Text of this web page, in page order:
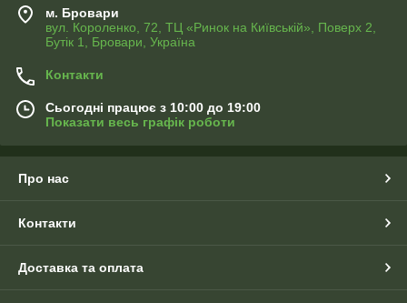
м. Бровари
вул. Короленко, 72, ТЦ «Ринок на Київській», Поверх 2,
Бутік 1, Бровари, Україна
Контакти
Сьогодні працює з 10:00 до 19:00
Показати весь графік роботи
Про нас
Контакти
Доставка та оплата